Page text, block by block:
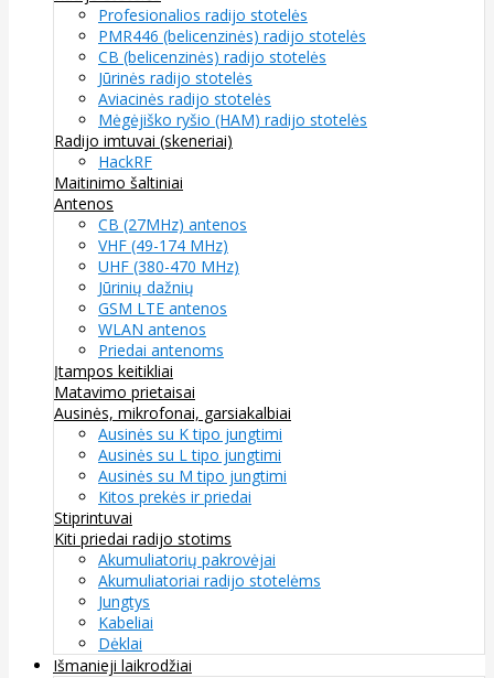
Profesionalios radijo stotelės
PMR446 (belicenzinės) radijo stotelės
CB (belicenzinės) radijo stotelės
Jūrinės radijo stotelės
Aviacinės radijo stotelės
Mėgėjiško ryšio (HAM) radijo stotelės
Radijo imtuvai (skeneriai)
HackRF
Maitinimo šaltiniai
Antenos
CB (27MHz) antenos
VHF (49-174 MHz)
UHF (380-470 MHz)
Jūrinių dažnių
GSM LTE antenos
WLAN antenos
Priedai antenoms
Įtampos keitikliai
Matavimo prietaisai
Ausinės, mikrofonai, garsiakalbiai
Ausinės su K tipo jungtimi
Ausinės su L tipo jungtimi
Ausinės su M tipo jungtimi
Kitos prekės ir priedai
Stiprintuvai
Kiti priedai radijo stotims
Akumuliatorių pakrovėjai
Akumuliatoriai radijo stotelėms
Jungtys
Kabeliai
Dėklai
Išmanieji laikrodžiai